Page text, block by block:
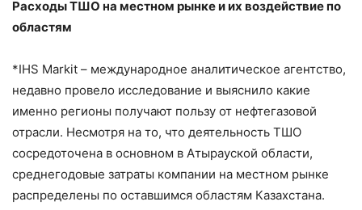
Расходы ТШО на местном рынке и их воздействие по
областям
*IHS Markit – международное аналитическое агентство,
недавно провело исследование и выяснило какие
именно регионы получают пользу от нефтегазовой
отрасли. Несмотря на то, что деятельность ТШО
сосредоточена в основном в Атырауской области,
среднегодовые затраты компании на местном рынке
распределены по оставшимся областям Казахстана.